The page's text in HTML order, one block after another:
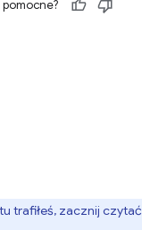
trafiłeś, zacznij czytać